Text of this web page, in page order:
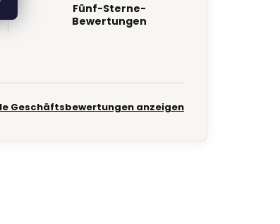
Fünf-Sterne-
Bewertungen
Geschäftsbewertungen anzeigen